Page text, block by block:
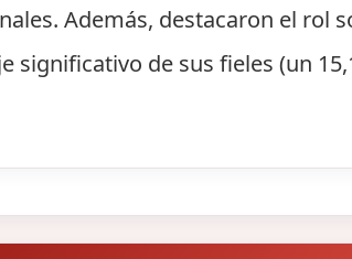
Además, destacaron el rol
significativo de sus fieles (un